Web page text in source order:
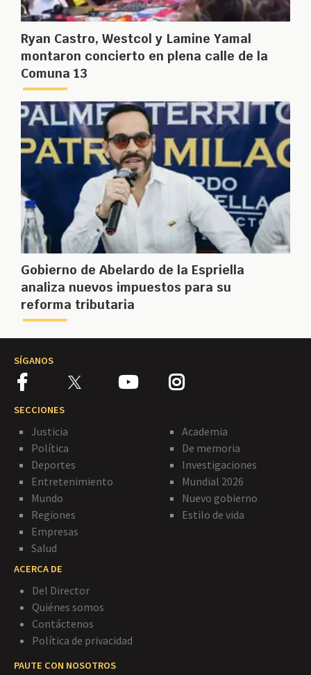
Ryan Castro, Westcol y Lamine Yamal
montaron concierto en plena calle de la
Comuna 13
Gobierno de Abelardo de la Espriella
analiza nuevos impuestos para su
reforma tributaria
SÍGANOS
SECCIONES
Justicia
Política
Deportes
Entretenimiento
Mundo
Regiones
Empresas
Salud
Academia
De memoria
Investigaciones
Mundial 2026
Nuevo gobierno
Estilo de vida
ACERCA DE
Del Director
Quiénes somos
Contáctenos
Política de privacidad
PAUTE CON NOSOTROS